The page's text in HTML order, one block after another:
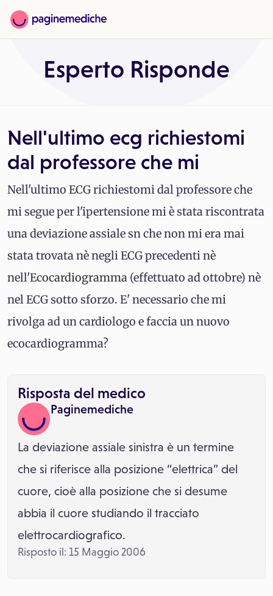
Esperto Risponde
Nell'ultimo ecg richiestomi
dal professore che mi
Nell'ultimo ECGrichiestomi dal professore che
mi segue per l'ipertensione mi è stata riscontrata
una deviazione assiale sn che non mi era mai
stata trovata nè negli ECG precedenti nè
nell'Ecocardiogramma (effettuato ad ottobre) nè
nel ECG sotto sforzo. E' necessario che mi
rivolga ad un cardiologo e faccia un nuovo
ecocardiogramma?
Risposta del medico
Paginemediche
La deviazione assiale sinistra è un termine
che si riferisce alla posizione “elettrica” del
cuore, cioè alla posizione che si desume
abbia il cuore studiando il tracciato
elettrocardiografico.
Risposto il: 15 Maggio 2006